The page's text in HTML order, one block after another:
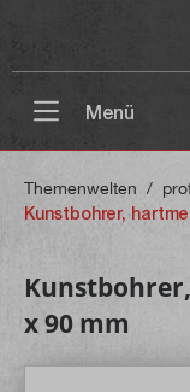
Menü
Themenwelten /
Kunstbohrer,
x 90 mm